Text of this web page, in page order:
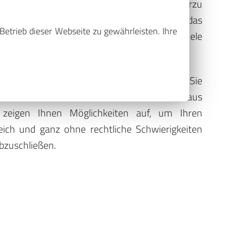
von Bautzen schaffen lassen. Hierzu
von Kaufinteressenten oder das
Objektbesichtigungen und viele
Wohnung unter Wert zu verkaufen, sollten Sie
Immo-Makler bei Waltmann Immobilien aus
Ihnen Möglichkeiten auf, um Ihren
und ganz ohne rechtliche Schwierigkeiten
dieser Webseite zu gewährleisten. Ihre